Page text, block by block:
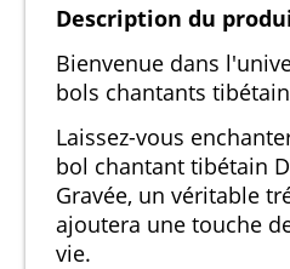
Description du
Bienvenue dans
bols chantants
Laissez-vous
bol chantant tibétain
Gravée, un véritable
ajoutera une touche
vie.